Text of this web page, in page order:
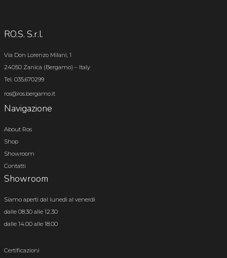
RO.S. S.r.l.
Via Don Lorenzo Milani, 1
24050 Zanica (Bergamo) – Italy
Tel. 035.670299
ros@ros.bergamo.it
Navigazione
About Ros
Shop
Showroom
Contatti
Showroom
Siamo aperti dal lunedì al venerdì
dalle 08.30 alle 12.30
dalle 14.00 alle 18.00
Certificazioni